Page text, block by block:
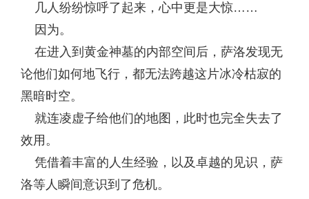
几人纷纷惊呼了起来，心中更是大惊……
因为。
在进入到黄金神墓的内部空间后，萨洛发现无
论他们如何地飞行，都无法跨越这片冰冷枯寂的
黑暗时空。
就连凌虚子给他们的地图，此时也完全失去了
效用。
凭借着丰富的人生经验，以及卓越的见识，萨
洛等人瞬间意识到了危机。